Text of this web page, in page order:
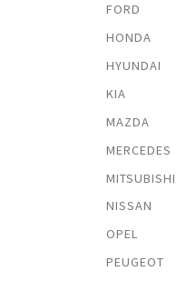
FORD
HONDA
HYUNDAI
KIA
MAZDA
MERCEDES
MITSUBISHI
NISSAN
OPEL
PEUGEOT